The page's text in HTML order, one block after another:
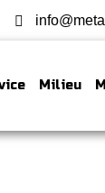
Milieu